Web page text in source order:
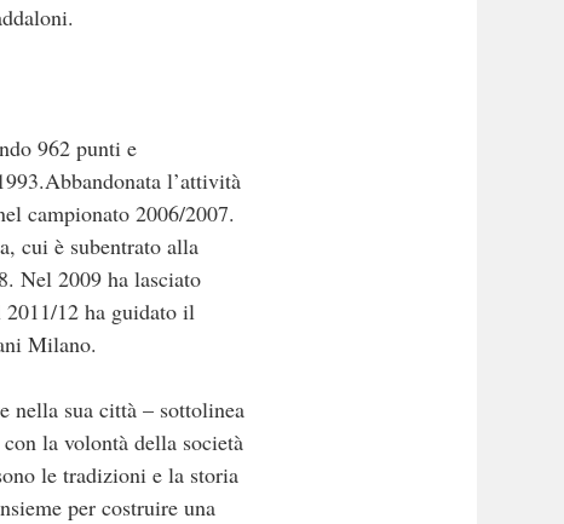
962 punti e
l’attività
campionato 2006/2007.
cui è subentrato alla
Nel 2009 ha lasciato
12 ha guidato il
Milano.
nella sua città – sottolinea
la volontà della società
le tradizioni e la storia
per costruire una